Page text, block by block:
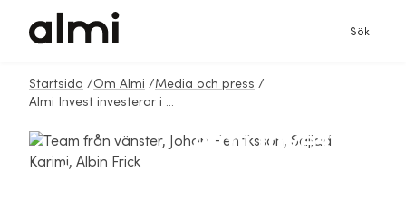
Sök
Startsida /Om Almi /Media och press /
Almi Invest investerar i Seaqure labs – utvecklar svampbaserat fiskfoder för en hållbarare framtid
Almi Invest
investerar i Seaqure